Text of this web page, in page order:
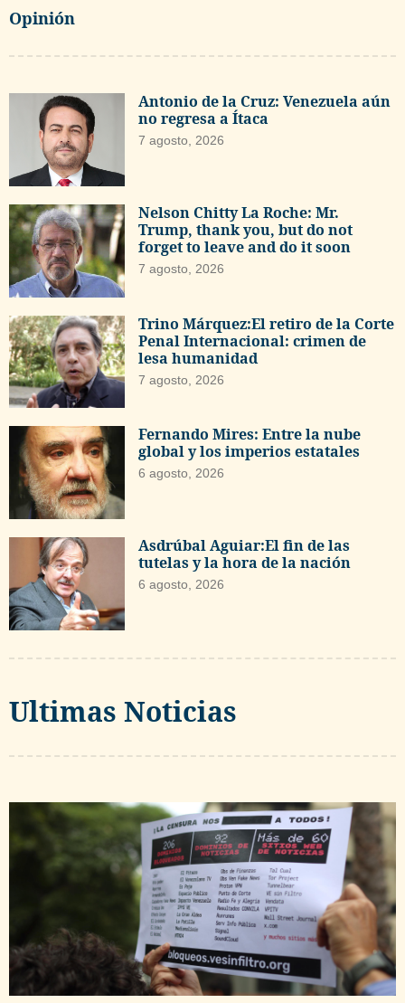
Opinión
Antonio de la Cruz: Venezuela aún
no regresa a Ítaca
7 agosto, 2026
Nelson Chitty La Roche: Mr.
Trump, thank you, but do not
forget to leave and do it soon
7 agosto, 2026
Trino Márquez:El retiro de la Corte
Penal Internacional: crimen de
lesa humanidad
7 agosto, 2026
Fernando Mires: Entre la nube
global y los imperios estatales
6 agosto, 2026
Asdrúbal Aguiar:El fin de las
tutelas y la hora de la nación
6 agosto, 2026
Ultimas Noticias